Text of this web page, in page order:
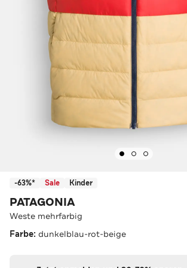
-63%* Sale Kinder
PATAGONIA
Weste mehrfarbig
Farbe: dunkelblau-rot-beige